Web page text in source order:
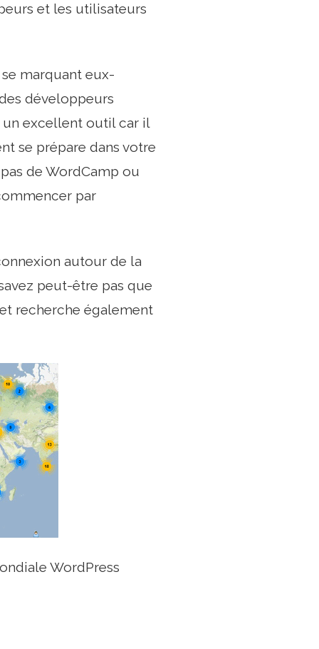
et les utilisateurs
marquant eux-
développeurs
un excellent outil car il
se prépare dans votre
de WordCamp ou
par
autour de la
peut-être pas que
recherche également
WordPress